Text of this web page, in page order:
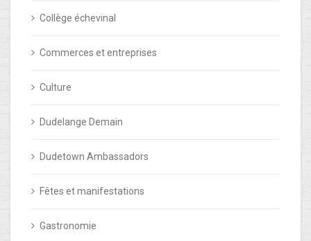
Collège échevinal
Commerces et entreprises
Culture
Dudelange Demain
Dudetown Ambassadors
Fêtes et manifestations
Gastronomie